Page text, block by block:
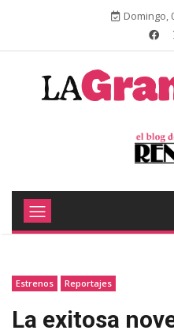
Domingo,
Estrenos Reportajes
La exitosa